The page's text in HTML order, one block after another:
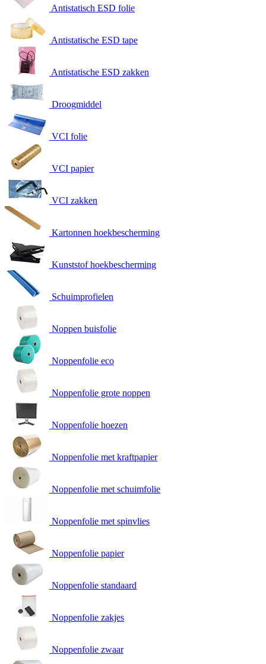
Antistatisch ESD folie
Antistatische ESD tape
Antistatische ESD zakken
Droogmiddel
VCI folie
VCI papier
VCI zakken
Kartonnen hoekbescherming
Kunststof hoekbescherming
Schuimprofielen
Noppen buisfolie
Noppenfolie eco
Noppenfolie grote noppen
Noppenfolie hoezen
Noppenfolie met kraftpapier
Noppenfolie met schuimfolie
Noppenfolie met spinvlies
Noppenfolie papier
Noppenfolie standaard
Noppenfolie zakjes
Noppenfolie zwaar